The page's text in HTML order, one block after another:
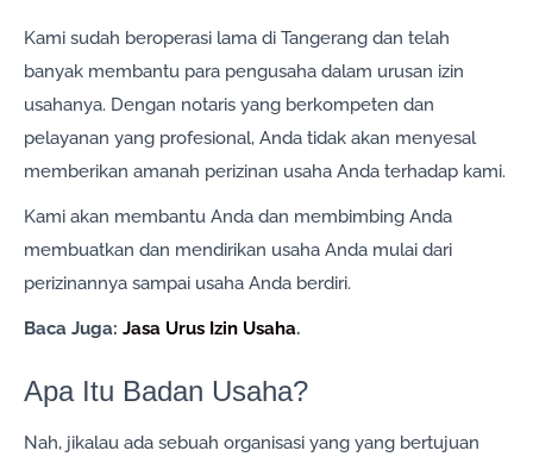
Kami sudah beroperasi lama di Tangerang dan telah
banyak membantu para pengusaha dalam urusan izin
usahanya. Dengan notaris yang berkompeten dan
pelayanan yang profesional, Anda tidak akan menyesal
memberikan amanah perizinan usaha Anda terhadap kami.
Kami akan membantu Anda dan membimbing Anda
membuatkan dan mendirikan usaha Anda mulai dari
perizinannya sampai usaha Anda berdiri.
Baca Juga: Jasa Urus Izin Usaha.
Apa Itu Badan Usaha?
Nah, jikalau ada sebuah organisasi yang yang bertujuan